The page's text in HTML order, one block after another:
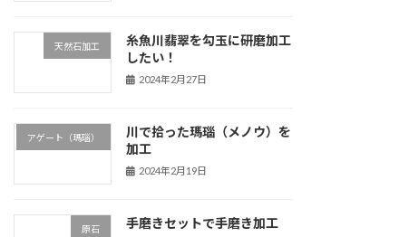
天然石加工
糸魚川翡翠を勾玉に研磨加工
したい！
2024年2月27日
アゲート（瑪瑙）
川で拾った瑪瑙（メノウ）を
加工
2024年2月19日
原石 手磨きセットで手磨き加工